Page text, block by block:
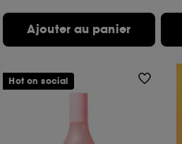
Ajouter au panier
Hot on social